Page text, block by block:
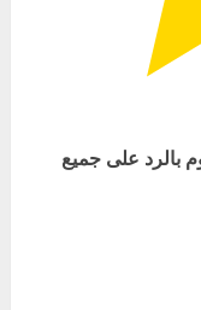
بالرد على جميع